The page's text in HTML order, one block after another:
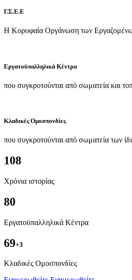
Γ.Σ.Ε.Ε
Η Κορυφαία Οργάνωση των Εργαζομένων
Εργατοϋπαλληλικά Κέντρα
που συγκροτούνται από σωματεία και
Κλαδικές Ομοσπονδίες
που συγκροτούνται από σωματεία των
108
Χρόνια ιστορίας
80
Εργατοϋπαλληλικά Κέντρα
69+3
Kλαδικές Ομοσπονδίες